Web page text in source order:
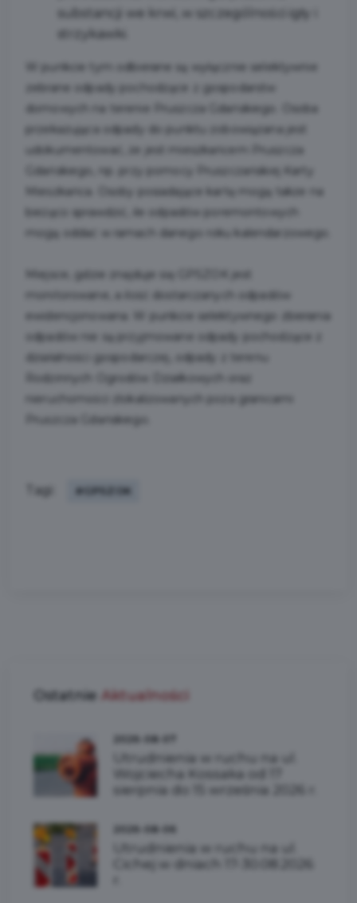
substancji we krwi, w szczególności igły i
strzykawki.
W punkcie tym odbierane są wyłącznie selektywnie
zebrane odpady pochodzące z gospodarstw
domowych na terenie Pruszcza Gdańskiego. Osoba
przekazująca odpady do punktu zobowiązana jest
udokumentować, że jest mieszkańcem Pruszcza
Gdańskiego, np. przy pomocy Pruszczańskiej Karty
Mieszkańca. Osoby posiadające kartę mogą także na
bieżąco sprawdzić, ile odpadów poremontowych
mogą oddać w ramach danego roku kalendarzowego.
Miejsce, gdzie znajduje się GPSZOK jest
monitorowane, a ilość dostarczanych odpadów
ewidencjonowana. W punkcie selektywnego zbierania
odpadów nie są przyjmowane odpady pochodzące z
działalności gospodarczej, odpady z terenu
Rodzinnych Ogrodów Działkowych oraz
nieruchomości zlokalizowanych poza granicami
Pruszcza Gdańskiego.
Tagi: #GPSZOK
Ostatnie Aktualności
2026-08-07
Utrudnienia w ruchu na ul.
Wojciecha Kossaka od 17
sierpnia do 15 września 2026 r.
2026-08-06
Utrudnienia w ruchu na ul.
Cichej w dniach 17-30.08.2026